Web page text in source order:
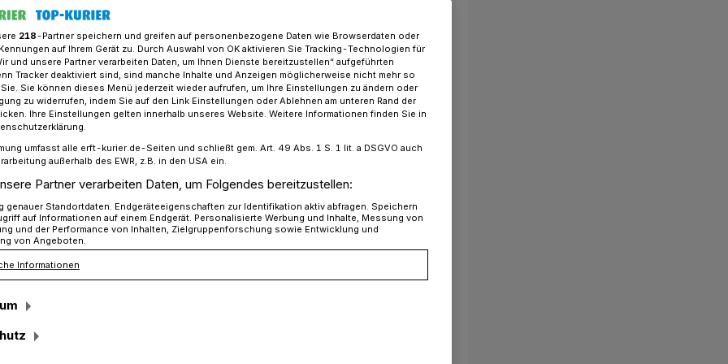
Immer mehr über Forderungsausfälle und Liquiditätsengpässe
und
der Unternehmen in der Region
hat sich im Vergleich zum
Das geht aus einer
218-Partner speichern und greifen auf personenbezogene Daten wie Browserdaten oder
auf Ihrem Gerät zu. Durch Auswahl von OK aktivieren Sie Tracking-Technologien für
und unsere Partner verarbeiten Daten, um Ihnen Dienste bereitzustellen“ aufgeführten
Tracker deaktiviert sind, sind manche Inhalte und Anzeigen möglicherweise nicht mehr so
Sie können dieses Menü jederzeit wieder aufrufen, um Ihre Einstellungen zu ändern oder
zu widerrufen, indem Sie auf den Link Einstellungen oder Ablehnen am unteren Rand der
Ihre Einstellungen gelten innerhalb unseres Website. Weitere Informationen finden Sie in
umfasst alle erft-kurier.de-Seiten und schließt gem. Art. 49 Abs. 1 S. 1 lit. a DSGVO auch
außerhalb des EWR, z.B. in den USA ein.
Partner verarbeiten Daten, um Folgendes bereitzustellen:
genauer Standortdaten. Endgeräteeigenschaften zur Identifikation aktiv abfragen. Speichern
auf Informationen auf einem Endgerät. Personalisierte Werbung und Inhalte, Messung von
und der Performance von Inhalten, Zielgruppenforschung sowie Entwicklung und
von Angeboten.
Informationen